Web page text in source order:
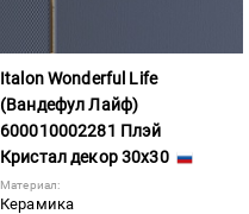
Italon Wonderful Life
(Вандефул Лайф)
600010002281 Плэй
Кристал декор 30x30
Материал:
Керамика